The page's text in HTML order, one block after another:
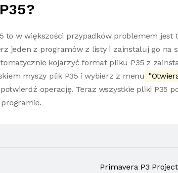
to w większości przypadków problemem jest
jeden z programów z listy i zainstaluj go na
kojarzyć format pliku P35 z
myszy plik P35 i wybierz z menu
operację. Teraz wszystkie pliki P35
Primavera P3